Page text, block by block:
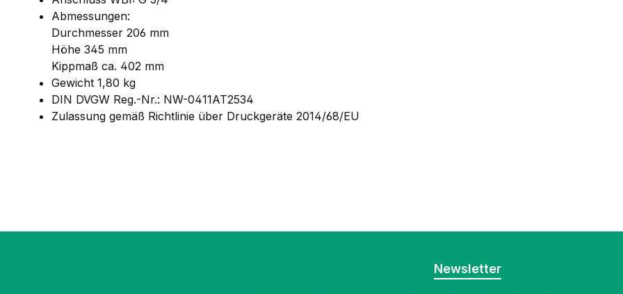
Abmessungen:
Durchmesser 206 mm
Höhe 345 mm
Kippmaß ca. 402 mm
Gewicht 1,80 kg
DIN DVGW Reg.-Nr.: NW-0411AT2534
Zulassung gemäß Richtlinie über Druckgeräte 2014/68/EU
Newsletter